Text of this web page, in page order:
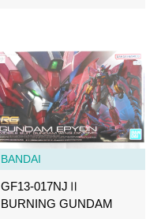
BANDAI
GF13-017NJⅡ
BURNING GUNDAM